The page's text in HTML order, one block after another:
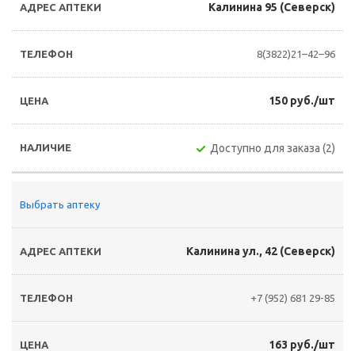
Калинина 95 (Северск)
8(3822)21–42–96
150 руб./шт
Доступно для заказа (2)
Выбрать аптеку
Калинина ул., 42 (Северск)
+7 (952) 681 29-85
163 руб./шт